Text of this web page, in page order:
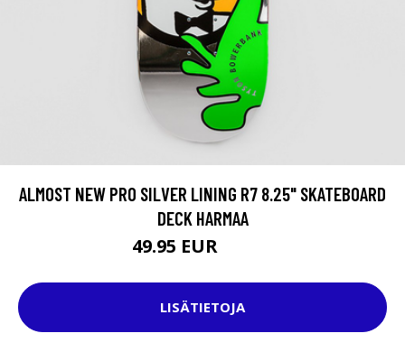
ALMOST NEW PRO SILVER LINING R7 8.25" SKATEBOARD
DECK HARMAA
49.95 EUR
LISÄTIETOJA